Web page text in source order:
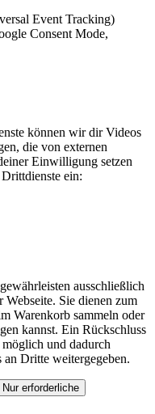
Event Tracking)
Consent Mode,
können wir dir Videos
die von externen
Einwilligung setzen
ein:
ausschließlich
Webseite. Sie dienen zum
Warenkorb sammeln oder
kannst. Ein Rückschluss
und dadurch
Dritte weitergegeben.
Nur erforderliche